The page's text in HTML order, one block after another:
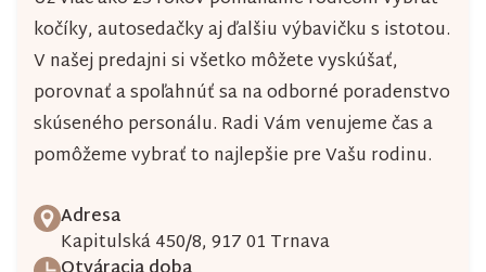
ý
p
i
s
u
kočíky, autosedačky aj ďalšiu výbavičku s istotou.
V našej predajni si všetko môžete vyskúšať,
porovnať a spoľahnúť sa na odborné poradenstvo
skúseného personálu. Radi Vám venujeme čas a
pomôžeme vybrať to najlepšie pre Vašu rodinu.
Adresa
Kapitulská 450/8, 917 01 Trnava